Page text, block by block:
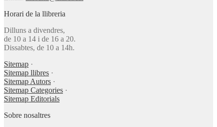
Horari de la llibreria
Dilluns a divendres,
de 10 a 14 i de 16 a 20.
Dissabtes, de 10 a 14h.
Sitemap ·
Sitemap llibres ·
Sitemap Autors ·
Sitemap Categories ·
Sitemap Editorials
Sobre nosaltres